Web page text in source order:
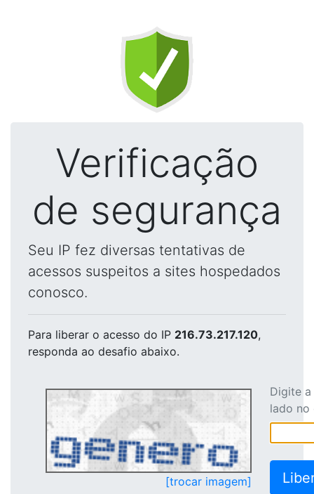
Verificação
de segurança
Seu IP fez diversas tentativas de
acessos suspeitos a sites hospedados
conosco.
Para liberar o acesso do IP 216.73.217.120,
responda ao desafio abaixo.
[trocar imagem]
Digite
lado no